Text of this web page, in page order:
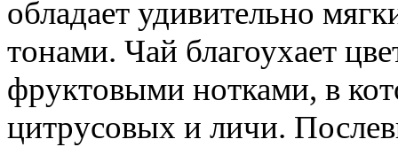
обладает удивительно
тонами. Чай благоухает
фруктовыми нотками, в
цитрусовых и личи.